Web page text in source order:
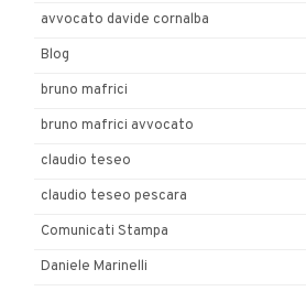
avvocato davide cornalba
Blog
bruno mafrici
bruno mafrici avvocato
claudio teseo
claudio teseo pescara
Comunicati Stampa
Daniele Marinelli